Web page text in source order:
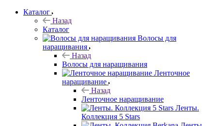
Каталог
Назад
Каталог
Волосы для
наращивания
Назад
Волосы для наращивания
Ленточное
наращивание
Назад
Ленточное наращивание
Ленты.
Коллекция 5 Stars